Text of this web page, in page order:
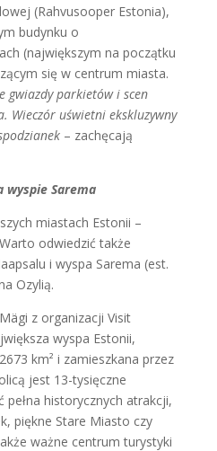
(Rahvusooper Estonia),
budynku o
(największym na początku
się w centrum miasta.
gwiazdy parkietów i scen
Wieczór uświetni ekskluzywny
– zachęcają
wyspie Sarema
miastach Estonii –
odwiedzić także
i wyspa Sarema (est.
Ozylią.
z organizacji Visit
wyspa Estonii,
km² i zamieszkana przez
jest 13-tysięczne
historycznych atrakcji,
piękne Stare Miasto czy
ważne centrum turystyki